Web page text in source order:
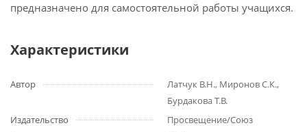
предназначено для самостоятельной работы учащихся.
Характеристики
Автор
Латчук В.Н., Миронов С.К.,
Бурдакова Т.В.
Издательство
Просвещение/Союз